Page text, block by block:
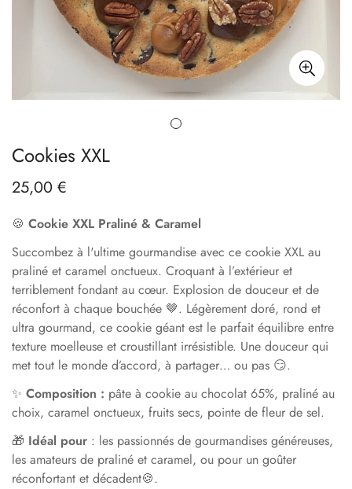
Cookies XXL
Prix
habituel
25,00 €
🍪 Cookie XXL Praliné & Caramel
Succombez à l'ultime gourmandise avec ce cookie XXL au
praliné et caramel onctueux. Croquant à l’extérieur et
terriblement fondant au cœur. Explosion de douceur et de
réconfort à chaque bouchée 🤎. Légèrement doré, rond et
ultra gourmand, ce cookie géant est le parfait équilibre entre
texture moelleuse et croustillant irrésistible. Une douceur qui
met tout le monde d’accord, à partager… ou pas 😏.
✨ Composition : pâte à cookie au chocolat 65%, praliné au
choix, caramel onctueux, fruits secs, pointe de fleur de sel.
🎁 Idéal pour : les passionnés de gourmandises généreuses,
les amateurs de praliné et caramel, ou pour un goûter
réconfortant et décadent🍪.